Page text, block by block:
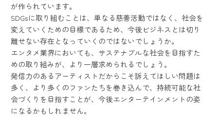
が作られています。
SDGsに取り組むことは、単なる慈善活動ではなく、社会を
変えていくための目標であるため、今後ビジネスとは切り
離せない存在となっていくのではないでしょうか。
エンタメ業界においても、サステナブルな社会を目指すた
めの取り組みが、より一層求められるでしょう。
発信力のあるアーティストだからこそ訴えてほしい問題は
多く、より多くのファンたちを巻き込んで、持続可能な社
会づくりを目指すことが、今後エンターテインメントの姿
になるかもしれません。